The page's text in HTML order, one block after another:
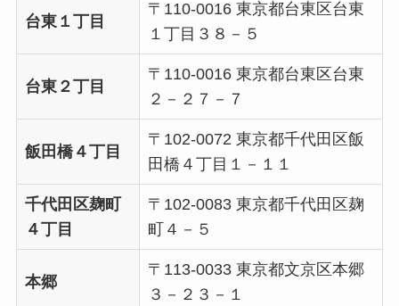
台東１丁目
〒110-0016 東京都台東区台東
１丁目３８－５
台東２丁目
〒110-0016 東京都台東区台東
２－２７－７
飯田橋４丁目
〒102-0072 東京都千代田区飯
田橋４丁目１－１１
千代田区麹町
４丁目
〒102-0083 東京都千代田区麹
町４－５
本郷
〒113-0033 東京都文京区本郷
３－２３－１